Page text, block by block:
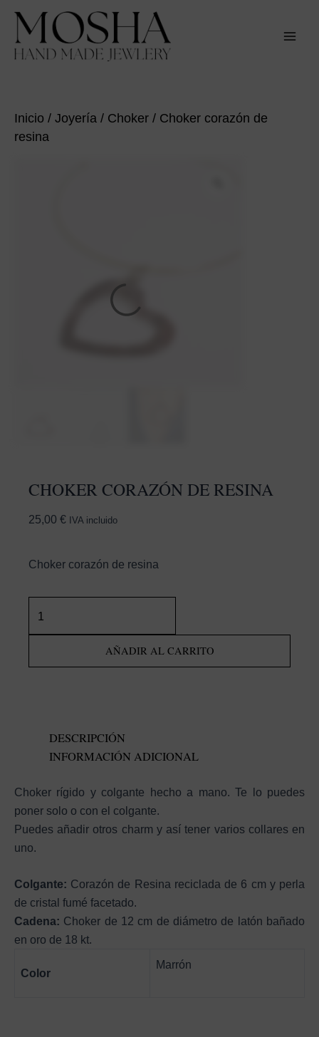
contenido
Inicio / Joyería / Choker / Choker corazón de
resina
CHOKER CORAZÓN DE RESINA
25,00 € IVA incluido
Choker corazón de resina
corazón
AÑADIR AL CARRITO
DESCRIPCIÓN
INFORMACIÓN ADICIONAL
Choker rígido y colgante hecho a mano. Te lo puedes
poner solo o con el colgante.
Puedes añadir otros charm y así tener varios collares en
uno.
Colgante: Corazón de Resina reciclada de 6 cm y perla
de cristal fumé facetado.
Cadena: Choker de 12 cm de diámetro de latón bañado
en oro de 18 kt.
Color
Marrón